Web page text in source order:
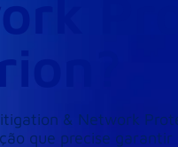
& Network
que precise garantir